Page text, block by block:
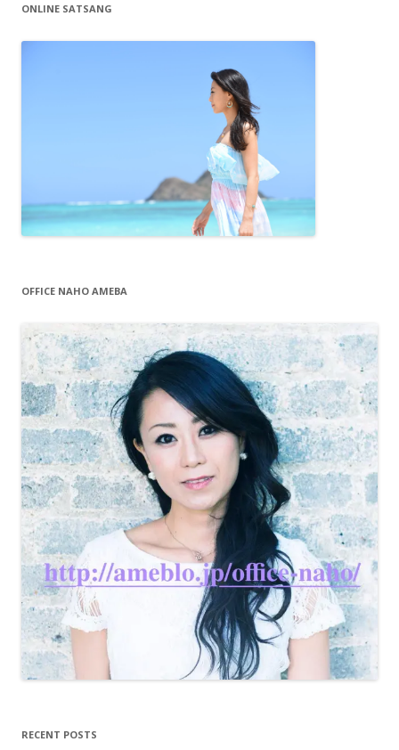
ONLINE SATSANG
OFFICE NAHO AMEBA
RECENT POSTS